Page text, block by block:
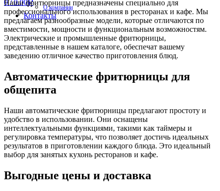
0/ 0.00Р
О компании
Контакты
Наши фритюрницы предназначены специально для
профессионального использования в ресторанах и кафе. Мы
предлагаем разнообразные модели, которые отличаются по
вместимости, мощности и функциональным возможностям.
Электрические и промышленные фритюрницы,
представленные в нашем каталоге, обеспечат вашему
заведению отличное качество приготовления блюд.
Автоматические фритюрницы для
общепита
Наши автоматические фритюрницы предлагают простоту и
удобство в использовании. Они оснащены
интеллектуальными функциями, такими как таймеры и
регулировка температуры, что позволяет достичь идеальных
результатов в приготовлении каждого блюда. Это идеальный
выбор для занятых кухонь ресторанов и кафе.
Выгодные цены и доставка